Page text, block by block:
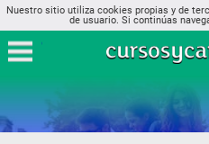
Nuestro sitio utiliza cookies propias y de
de usuario. Si continúas